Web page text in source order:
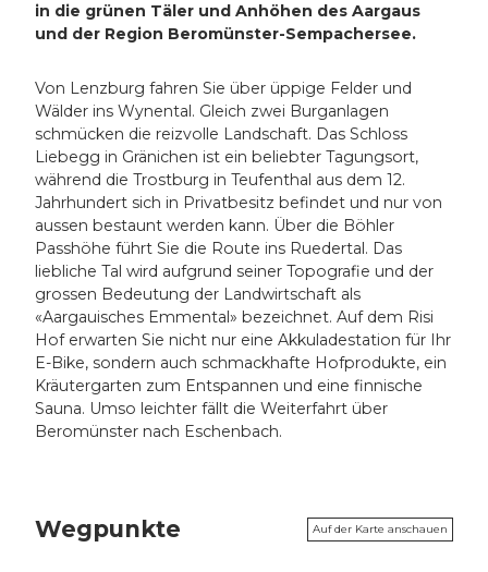
in die grünen Täler und Anhöhen des Aargaus
und der Region Beromünster-Sempachersee.
Von Lenzburg fahren Sie über üppige Felder und
Wälder ins Wynental. Gleich zwei Burganlagen
schmücken die reizvolle Landschaft. Das Schloss
Liebegg in Gränichen ist ein beliebter Tagungsort,
während die Trostburg in Teufenthal aus dem 12.
Jahrhundert sich in Privatbesitz befindet und nur von
aussen bestaunt werden kann. Über die Böhler
Passhöhe führt Sie die Route ins Ruedertal. Das
liebliche Tal wird aufgrund seiner Topografie und der
grossen Bedeutung der Landwirtschaft als
«Aargauisches Emmental» bezeichnet. Auf dem Risi
Hof erwarten Sie nicht nur eine Akkuladestation für Ihr
E-Bike, sondern auch schmackhafte Hofprodukte, ein
Kräutergarten zum Entspannen und eine finnische
Sauna. Umso leichter fällt die Weiterfahrt über
Beromünster nach Eschenbach.
Wegpunkte Auf der Karte anschauen